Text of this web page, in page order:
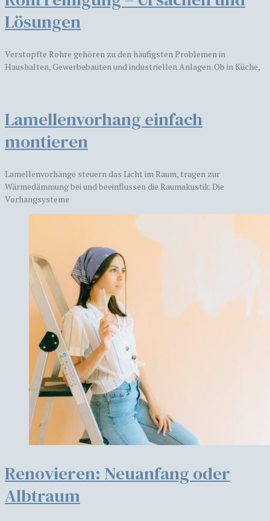
Lösungen
Verstopfte Rohre gehören zu den häufigsten Problemen in
Haushalten, Gewerbebauten und industriellen Anlagen. Ob in Küche,
Lamellenvorhang einfach
montieren
Lamellenvorhänge steuern das Licht im Raum, tragen zur
Wärmedämmung bei und beeinflussen die Raumakustik. Die
Vorhangsysteme
​​Renovieren: Neuanfang oder
Albtraum